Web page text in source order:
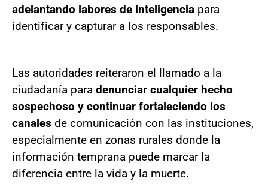
adelantando labores de inteligencia para
identificar y capturar a los responsables.
Las autoridades reiteraron el llamado a la
ciudadanía para denunciar cualquier hecho
sospechoso y continuar fortaleciendo los
canales de comunicación con las instituciones,
especialmente en zonas rurales donde la
información temprana puede marcar la
diferencia entre la vida y la muerte.